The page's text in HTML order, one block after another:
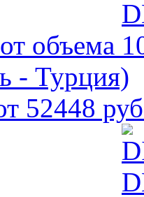
объема
- Турция)
52448